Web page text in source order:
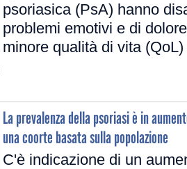
psoriasica (PsA) hanno
problemi emotivi e di
minore qualità di vita
La prevalenza della psoriasi è in
una coorte basata sulla popolazione
C'è indicazione di un